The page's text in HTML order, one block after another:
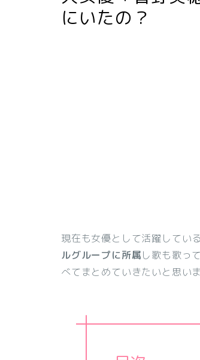
にいたの？
現在も女優として活躍している
ルグループに所属し歌も歌っ
べてまとめていきたいと思い